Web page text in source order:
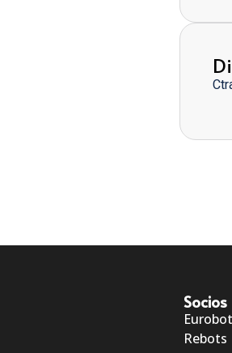
Socios
Rebots